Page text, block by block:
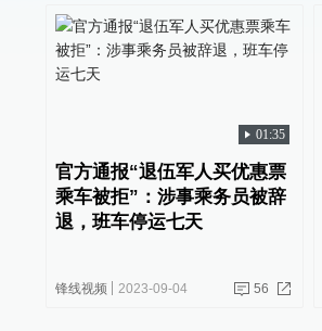
01:35
官方通报“退伍军人买优惠票
乘车被拒”：涉事乘务员被辞
退，班车停运七天
锋线视频 2023-09-04 56